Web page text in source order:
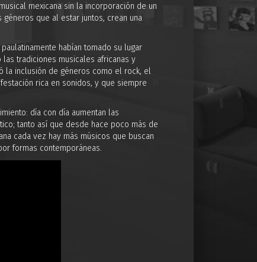
mexicana sin la incorporación de un
que al estar juntos, crean una
habían tomado su lugar
tradiciones musicales africanas y
la inclusión de géneros como el rock, el
rica en sonidos, y que siempre
día con día aumentan las
tanto así que desde hace poco más de
cada vez hay más músicos que buscan
formas contemporáneas.